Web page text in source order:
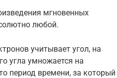
мгновенных
любой.
учитывает угол, на
угла умножается на
период времени, за который